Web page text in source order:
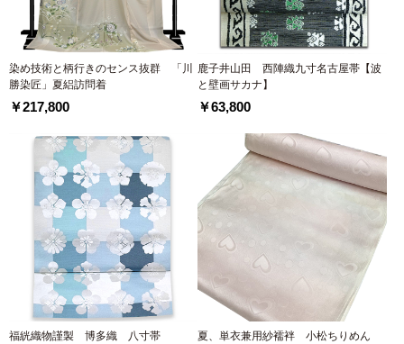
染め技術と柄行きのセンス抜群 「川
勝染匠」夏絽訪問着
￥217,800
鹿子井山田 西陣織九寸名古屋帯【波
と壁画サカナ】
￥63,800
福絖織物謹製 博多織 八寸帯
夏、単衣兼用紗襦袢 小松ちりめん